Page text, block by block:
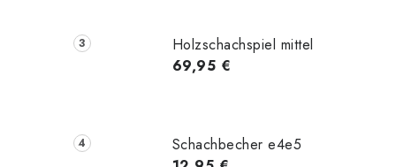
Holzschachspiel mittel
69,95 €
Schachbecher e4e5